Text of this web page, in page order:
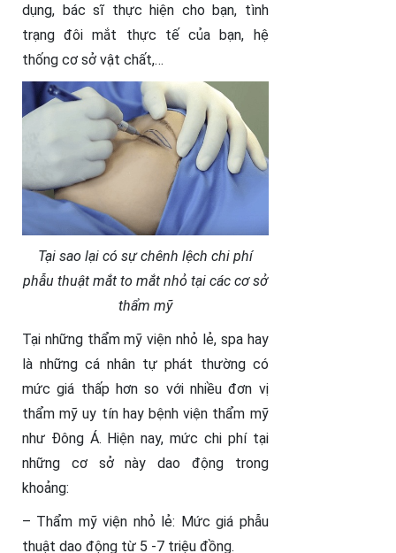
dụng, bác sĩ thực hiện cho bạn, tình
trạng đôi mắt thực tế của bạn, hệ
thống cơ sở vật chất,…
Tại sao lại có sự chênh lệch chi phí
phẫu thuật mắt to mắt nhỏ tại các cơ sở
thẩm mỹ
Tại những thẩm mỹ viện nhỏ lẻ, spa hay
là những cá nhân tự phát thường có
mức giá thấp hơn so với nhiều đơn vị
thẩm mỹ uy tín hay bệnh viện thẩm mỹ
như Đông Á. Hiện nay, mức chi phí tại
những cơ sở này dao động trong
khoảng:
– Thẩm mỹ viện nhỏ lẻ: Mức giá phẫu
thuật dao động từ 5 -7 triệu đồng.